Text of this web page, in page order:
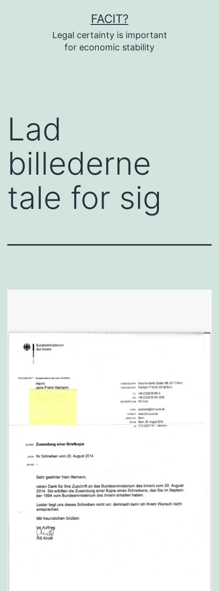
FACIT?
Legal certainty is important
for economic stability
Lad
billederne
tale for sig